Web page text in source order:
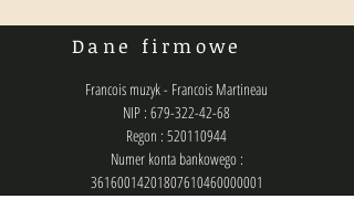
Dane firmowe
Francois muzyk - Francois Martineau
NIP : 679-322-42-68
Regon : 520110944
Numer konta bankowego :
36160014201807610460000001